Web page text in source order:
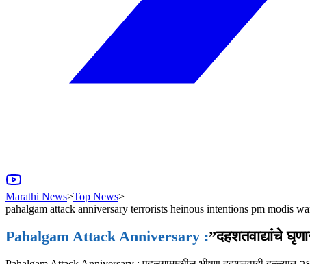
Marathi News>Top News>
pahalgam attack anniversary terrorists heinous intentions pm modis
Pahalgam Attack Anniversary :”दहशतवाद्यांचे